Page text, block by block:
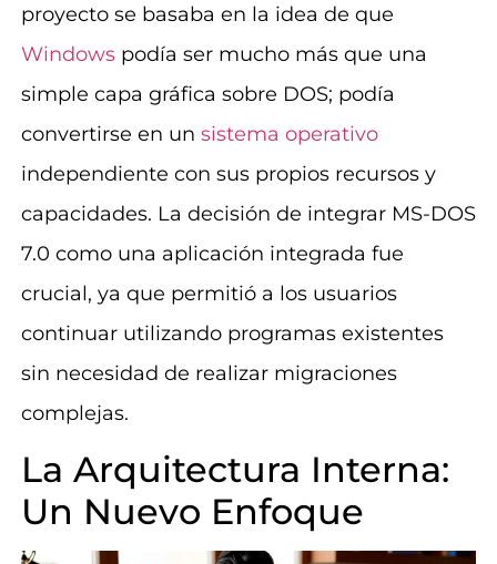
proyecto se basaba en la idea de que
Windowspodía ser mucho más que una
simple capa gráfica sobre DOS; podía
convertirse en un sistema operativo
independiente con sus propios recursos y
capacidades. La decisión de integrar MS-DOS
7.0 como una aplicación integrada fue
crucial, ya que permitió a los usuarios
continuar utilizando programas existentes
sin necesidad de realizar migraciones
complejas.
La Arquitectura Interna:
Un Nuevo Enfoque